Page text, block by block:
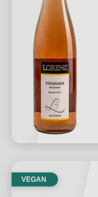
VEGAN